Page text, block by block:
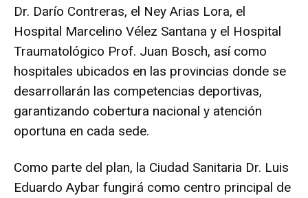
Dr. Darío Contreras, el Ney Arias Lora, el
Hospital Marcelino Vélez Santana y el Hospital
Traumatológico Prof. Juan Bosch, así como
hospitales ubicados en las provincias donde se
desarrollarán las competencias deportivas,
garantizando cobertura nacional y atención
oportuna en cada sede.
Como parte del plan, la Ciudad Sanitaria Dr. Luis
Eduardo Aybar fungirá como centro principal de